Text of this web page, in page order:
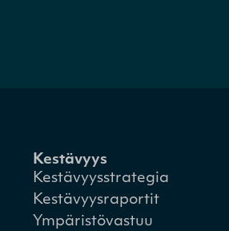
Kestävyys
Kestävyysstrategia
Kestävyysraportit
Ympäristövastuu